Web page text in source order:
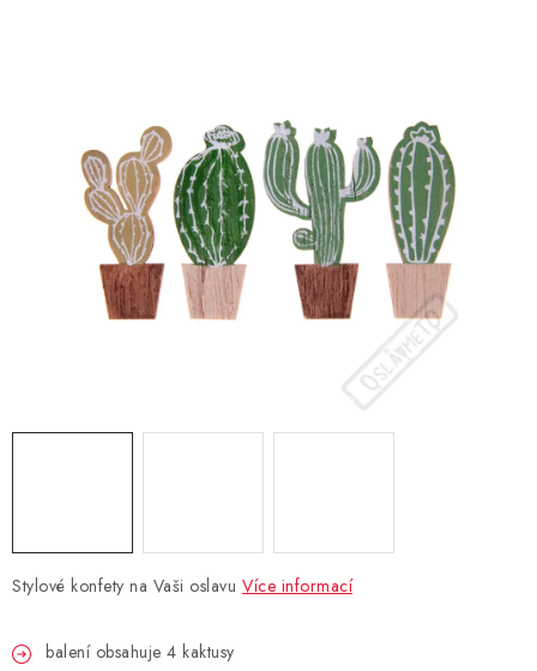
BARVY NA OBLIČEJ A VLASY
BLAHOPŘÁNÍ
BUBLIFUKY
LAMPIONY
OSLAVA PODLE BAREV
Stylové konfety na Vaši oslavu Více informací
balení obsahuje 4 kaktusy